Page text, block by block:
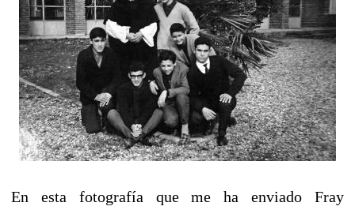
En esta fotografía que me ha enviado Fray